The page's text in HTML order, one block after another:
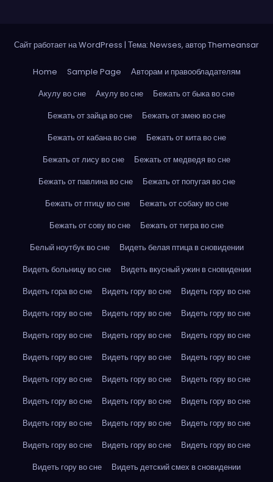
Сайт работает на WordPress | Тема: Newses, авторThemeansar
Home Sample Page
Авторам и правообладателям
Акулу во сне
Акулу во сне
Бежать от быка во сне
Бежать от зайца во сне
Бежать от змею во сне
Бежать от кабана во сне
Бежать от кита во сне
Бежать от лису во сне
Бежать от медведя во сне
Бежать от павлина во сне
Бежать от попугая во сне
Бежать от птицу во сне
Бежать от собаку во сне
Бежать от сову во сне
Бежать от тигра во сне
Белый ноутбук во сне
Видеть белая птица в сновидении
Видеть больницу во сне
Видеть вкусный ужин в сновидении
Видеть гора во сне
Видеть гору во сне
Видеть гору во сне
Видеть гору во сне
Видеть гору во сне
Видеть гору во сне
Видеть гору во сне
Видеть гору во сне
Видеть гору во сне
Видеть гору во сне
Видеть гору во сне
Видеть гору во сне
Видеть гору во сне
Видеть гору во сне
Видеть гору во сне
Видеть гору во сне
Видеть гору во сне
Видеть гору во сне
Видеть гору во сне
Видеть гору во сне
Видеть гору во сне
Видеть гору во сне
Видеть гору во сне
Видеть гору во сне
Видеть гору во сне
Видеть детский смех в сновидении